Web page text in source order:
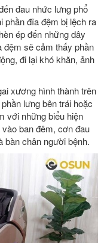
đau nhức lưng phổ
phần đĩa đệm bị lệch ra
ép đến những dây
đệm sẽ cảm thấy phần
đi lại khó khăn, ảnh
xương hình thành trên
lưng bên trái hoặc
với những biểu hiện
ban đêm, cơn đau
bàn chân người bệnh.